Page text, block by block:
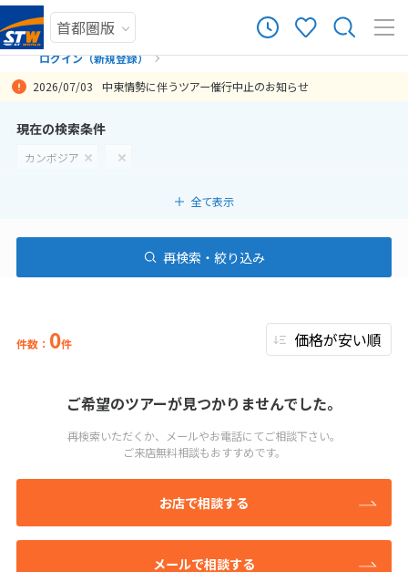
ログイン（新規登録）
2026/07/03 中東情勢に伴うツアー催行中止のお知らせ
現在の検索条件
カンボジア
全て表示
再検索・絞り込み
件数： 0件
ご希望のツアーが見つかりませんでした。
再検索いただくか、メールやお電話にてご相談下さい。
ご来店無料相談もおすすめです。
お店で相談する
メールで相談する